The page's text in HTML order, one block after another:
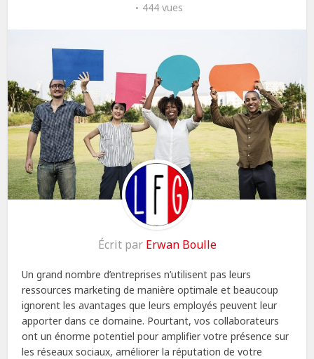
444 vues
Écrit par Erwan Boulle
Un grand nombre d’entreprises n’utilisent pas leurs
ressources marketing de manière optimale et beaucoup
ignorent les avantages que leurs employés peuvent leur
apporter dans ce domaine. Pourtant, vos collaborateurs
ont un énorme potentiel pour amplifier votre présence sur
les réseaux sociaux, améliorer la réputation de votre